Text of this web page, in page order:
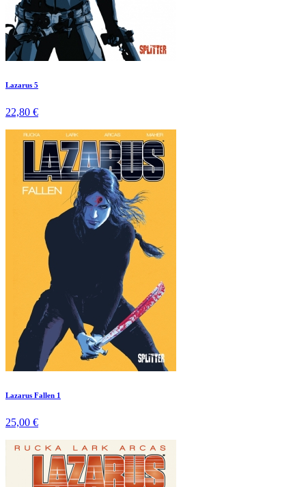
Lazarus 5
22,80 €
Lazarus Fallen 1
25,00 €